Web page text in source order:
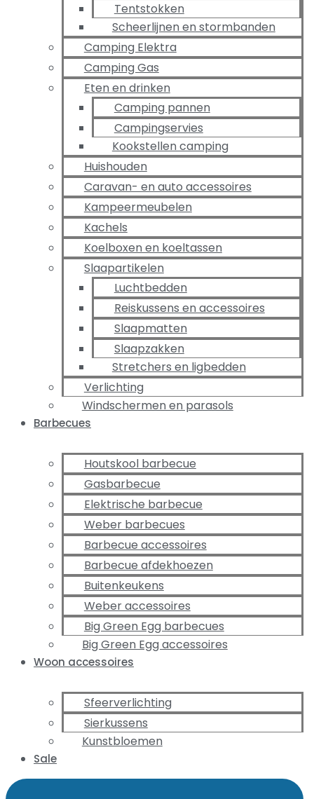
Tentstokken
Scheerlijnen en stormbanden
Camping Elektra
Camping Gas
Eten en drinken
Camping pannen
Campingservies
Kookstellen camping
Huishouden
Caravan- en auto accessoires
Kampeermeubelen
Kachels
Koelboxen en koeltassen
Slaapartikelen
Luchtbedden
Reiskussens en accessoires
Slaapmatten
Slaapzakken
Stretchers en ligbedden
Verlichting
Windschermen en parasols
Barbecues
Houtskool barbecue
Gasbarbecue
Elektrische barbecue
Weber barbecues
Barbecue accessoires
Barbecue afdekhoezen
Buitenkeukens
Weber accessoires
Big Green Egg barbecues
Big Green Egg accessoires
Woon accessoires
Sfeerverlichting
Sierkussens
Kunstbloemen
Sale